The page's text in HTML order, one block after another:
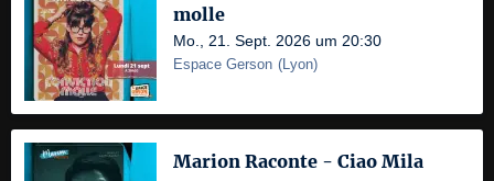
molle
Mo., 21. Sept. 2026 um 20:30
Espace Gerson (Lyon)
Marion Raconte - Ciao Mila